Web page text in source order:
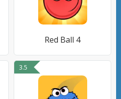
Red Ball 4
3.5